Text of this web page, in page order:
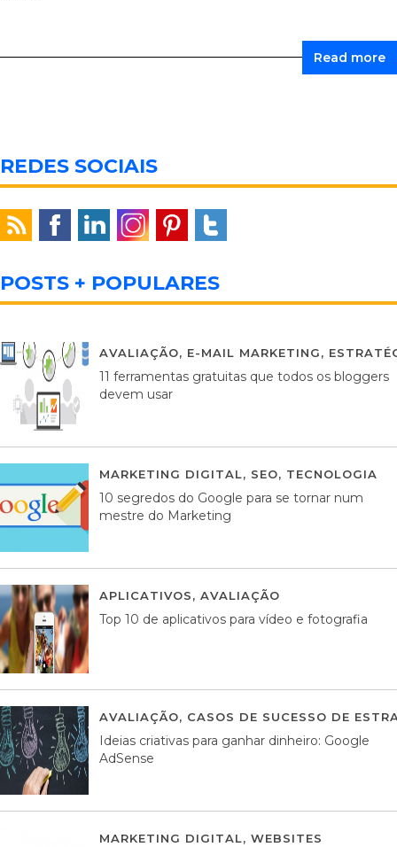
Read more
REDES SOCIAIS
POSTS + POPULARES
AVALIAÇÃO, E-MAIL MARKETING,
11 ferramentas gratuitas que todos os bloggers
devem usar
MARKETING DIGITAL, SEO, TECNOLOGIA
10 segredos do Google para se tornar num
mestre do Marketing
APLICATIVOS, AVALIAÇÃO
Top 10 de aplicativos para vídeo e fotografia
AVALIAÇÃO, CASOS DE SUCESSO DE
Ideias criativas para ganhar dinheiro: Google
AdSense
MARKETING DIGITAL, WEBSITES